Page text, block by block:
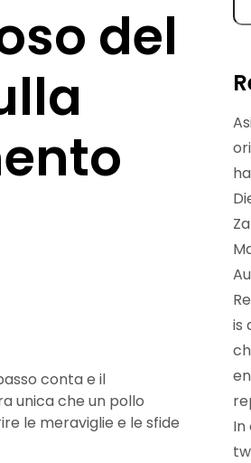
del
conta e il
unica che un pollo
le meraviglie e le sfide
is
In